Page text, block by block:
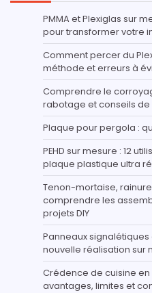
PMMA et Plexiglas sur
pour transformer votre
Comment percer du
méthode et erreurs à
Comprendre le
rabotage et conseils de
Plaque pour pergola :
PEHD sur mesure : 12
plaque plastique ultra
Tenon-mortaise,
comprendre les
projets DIY
Panneaux
nouvelle réalisation sur
Crédence de cuisine
avantages, limites et